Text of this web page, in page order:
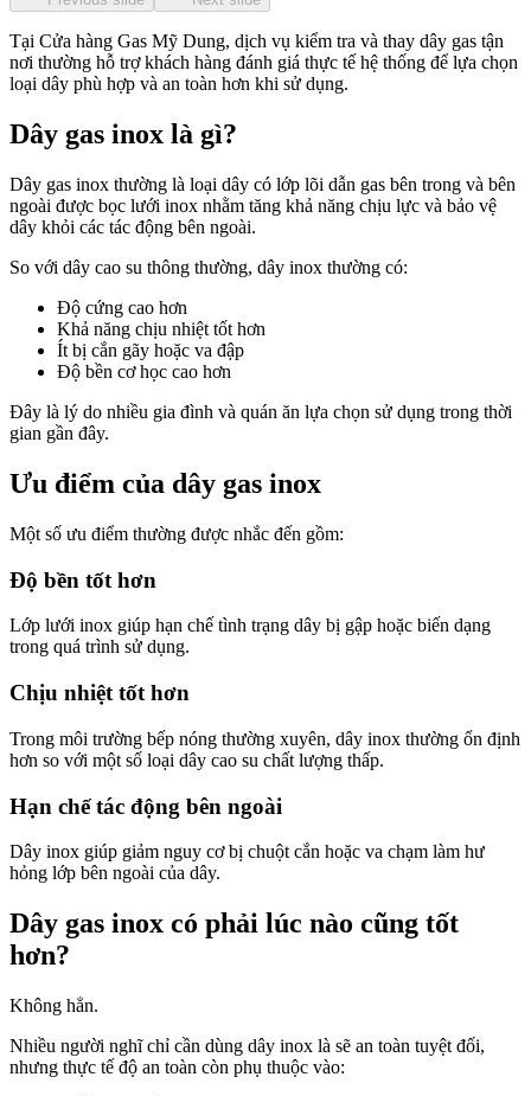
Tại Cửa hàng Gas Mỹ Dung, dịch vụ kiểm tra và thay dây gas tận
nơi thường hỗ trợ khách hàng đánh giá thực tế hệ thống để lựa chọn
loại dây phù hợp và an toàn hơn khi sử dụng.
Dây gas inox là gì?
Dây gas inox thường là loại dây có lớp lõi dẫn gas bên trong và bên
ngoài được bọc lưới inox nhằm tăng khả năng chịu lực và bảo vệ
dây khỏi các tác động bên ngoài.
So với dây cao su thông thường, dây inox thường có:
Độ cứng cao hơn
Khả năng chịu nhiệt tốt hơn
Ít bị cắn gãy hoặc va đập
Độ bền cơ học cao hơn
Đây là lý do nhiều gia đình và quán ăn lựa chọn sử dụng trong thời
gian gần đây.
Ưu điểm của dây gas inox
Một số ưu điểm thường được nhắc đến gồm:
Độ bền tốt hơn
Lớp lưới inox giúp hạn chế tình trạng dây bị gập hoặc biến dạng
trong quá trình sử dụng.
Chịu nhiệt tốt hơn
Trong môi trường bếp nóng thường xuyên, dây inox thường ổn định
hơn so với một số loại dây cao su chất lượng thấp.
Hạn chế tác động bên ngoài
Dây inox giúp giảm nguy cơ bị chuột cắn hoặc va chạm làm hư
hỏng lớp bên ngoài của dây.
Dây gas inox có phải lúc nào cũng tốt
hơn?
Không hẳn.
Nhiều người nghĩ chỉ cần dùng dây inox là sẽ an toàn tuyệt đối,
nhưng thực tế độ an toàn còn phụ thuộc vào: